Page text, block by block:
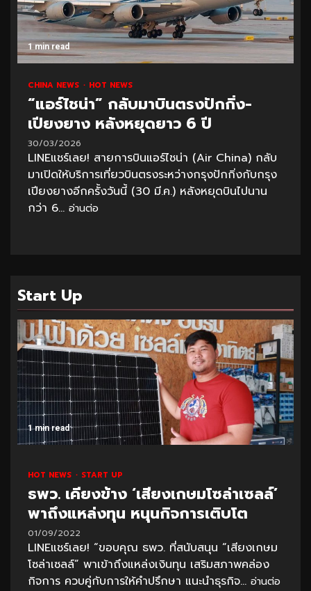
1 min read
CHINA NEWS HOT NEWS
“แอร์ไชน่า” กลับมาบินตรงปักกิ่ง-
เปียงยาง หลังหยุดยาว 6 ปี
30/03/2026
LINEแชร์เลย! สายการบินแอร์ไชน่า (Air China) กลับ
มาเปิดให้บริการเที่ยวบินตรงระหว่างกรุงปักกิ่งกับกรุง
เปียงยางอีกครั้งวันนี้ (30 มี.ค.) หลังหยุดบินไปนาน
กว่า 6... อ่านต่อ
Start Up
1 min read
HOT NEWS START UP
ธพว. เคียงข้าง ‘เสียงเกษมโซล่าเซลล์’
พาถึงแหล่งทุน หนุนกิจการเติบโต
01/09/2022
LINEแชร์เลย! “ขอบคุณ ธพว. ที่สนับสนุน “เสียงเกษม
โซล่าเซลล์” พาเข้าถึงแหล่งเงินทุน เสริมสภาพคล่อง
กิจการ ควบคู่กับการให้คำปรึกษา แนะนำธุรกิจ... อ่านต่อ